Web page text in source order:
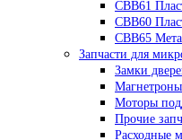
CBB61
CBB60
CBB65
Запчасти для
Замки
Моторы
Прочие
Расходные